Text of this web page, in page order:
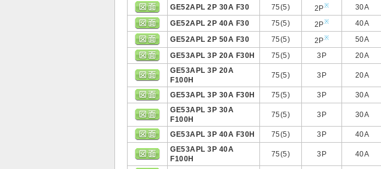
GE52APL 2P 30A F30
75(5) 2P※ 30A
GE52APL 2P 40A F30
75(5) 2P※ 40A
GE52APL 2P 50A F30
75(5) 2P※ 50A
GE53APL 3P 20A F30H
75(5) 3P 20A
GE53APL 3P 20A
F100H
75(5) 3P 20A
GE53APL 3P 30A F30H 75(5) 3P 30A
GE53APL 3P 30A
F100H
75(5) 3P 30A
GE53APL 3P 40A F30H 75(5) 3P 40A
GE53APL 3P 40A
F100H
75(5) 3P 40A